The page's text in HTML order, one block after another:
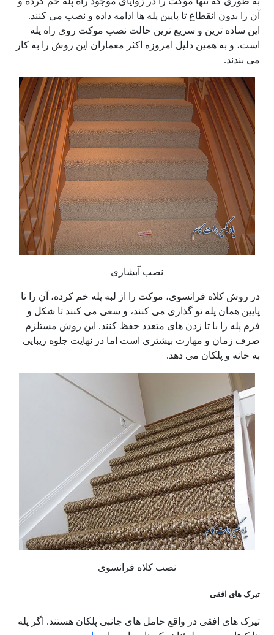
آن را بدون انقطاع تا پایین پله ها ادامه داده و نصب می کنند.
این ساده ترین و سریع ترین حالت نصب موکت روی راه پله
است، و به همین دلیل امروزه اکثر معماران این روش را به کار
می بندند.
نصب آبشاری
در روش کلاه فرانسوی، موکت را از لبه پله خم کرده، آن را تا
پایین همان پله تو گذاری می کنند، و سعی می کنند تا شکل و
فرم پله را با تا زدن های متعدد حفظ کنند. این روش مستلزم
صرف زمان و مهارت بیشتری است اما در نهایت جلوه زیبایی
به خانه و پلکان می دهد.
نصب کلاه فرانسوی
تیرک های افقی
تیرک های افقی در واقع حامل های جانبی پلکان هستند. اگر پله